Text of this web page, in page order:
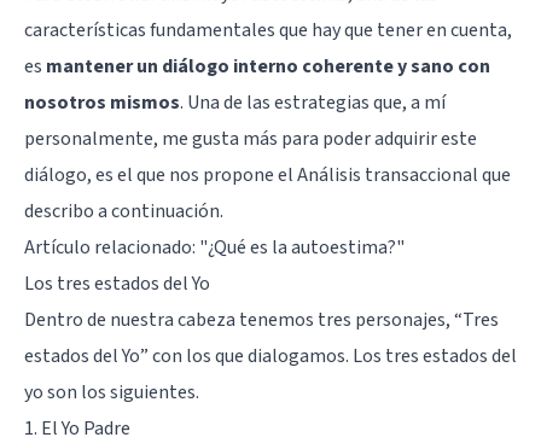
características fundamentales que hay que tener en cuenta,
es mantener un diálogo interno coherente y sano con
nosotros mismos. Una de las estrategias que, a mí
personalmente, me gusta más para poder adquirir este
diálogo, es el que nos propone el Análisis transaccional que
describo a continuación.
Artículo relacionado: "¿Qué es la autoestima?"
Los tres estados del Yo
Dentro de nuestra cabeza tenemos tres personajes, “Tres
estados del Yo” con los que dialogamos. Los tres estados del
yo son los siguientes.
1. El Yo Padre